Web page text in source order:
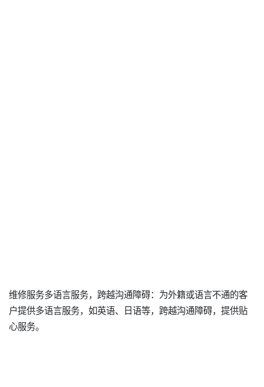
维修服务多语言服务，跨越沟通障碍：为外籍或语言不通的客
户提供多语言服务，如英语、日语等，跨越沟通障碍，提供贴
心服务。